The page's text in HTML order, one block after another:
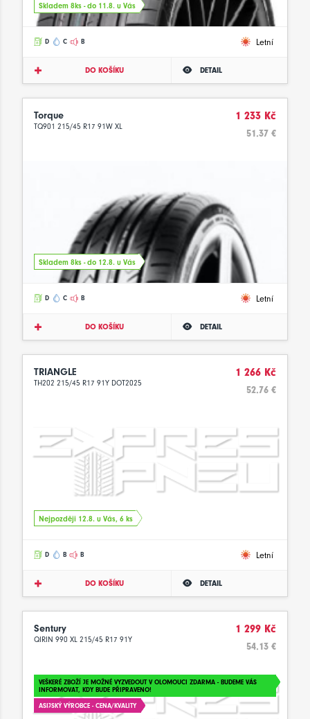
Skladem 8ks - do 11.8. u Vás
D C B Letní
DO KOŠÍKU DETAIL
Torque
TQ901 215/45 R17 91W XL
1 233 Kč
51.37 €
Skladem 8ks - do 12.8. u Vás
D C B Letní
DO KOŠÍKU DETAIL
TRIANGLE
TH202 215/45 R17 91Y DOT2025
1 266 Kč
52.76 €
Nejpozději 12.8. u Vás, 6 ks
D B B Letní
DO KOŠÍKU DETAIL
Sentury
QIRIN 990 XL 215/45 R17 91Y
1 299 Kč
54.13 €
VEŠKERÉ ZBOŽÍ JE MOŽNÉ VYZVEDOUT V OLOMOUCI ZDARMA - BUDEME VÁS
INFORMOVAT, KDY BUDE PŘIPRAVENO!
ASIJSKÝ VÝROBCE - CENA/KVALITY